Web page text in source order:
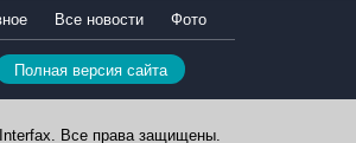
Все новости Фото
Полная версия сайта
Все права защищены.